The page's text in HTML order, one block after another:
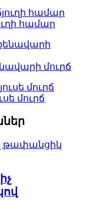
համար
մուրճ
մուրճ